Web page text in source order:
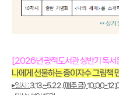
[2026년 광적도서관 상반기 독서
나에게 선물하는 종이자수 그림책
▸일시 :3.13.~5.22.(매주 금) 10:00-